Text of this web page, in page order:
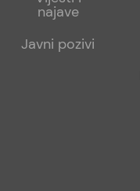
najave
Javni pozivi